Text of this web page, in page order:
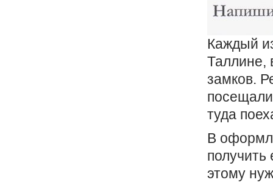
Каждый
Таллине,
замков.
туда
В
получить
этому